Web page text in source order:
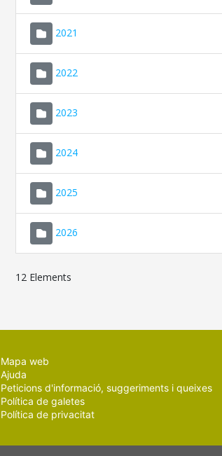
2021
2022
2023
2024
2025
2026
12 Elements
Mapa web
Ajuda
Peticions d'informació, suggeriments i queixes
Política de galetes
Política de privacitat